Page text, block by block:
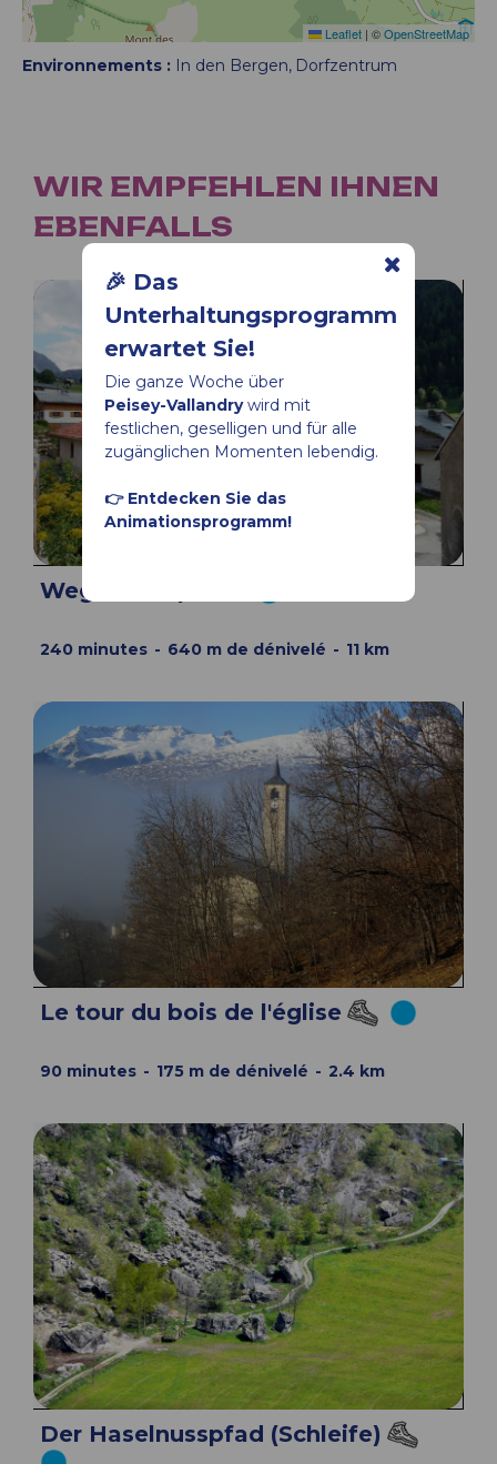
🎉 Das
Unterhaltungsprogramm
erwartet Sie!
Die ganze Woche über
Peisey-Vallandrywird mit
festlichen, geselligen und für alle
zugänglichen Momenten lebendig.
👉 Entdecken Sie das
Animationsprogramm!
Leaflet | ©OpenStreetMap
Environnements : In den Bergen Dorfzentrum
WIR EMPFEHLEN IHNEN
EBENFALLS
Weg der Kapellen
240 minutes 640 m de dénivelé 11 km
Le tour du bois de l'église
90 minutes 175 m de dénivelé 2.4 km
Der Haselnusspfad (Schleife)